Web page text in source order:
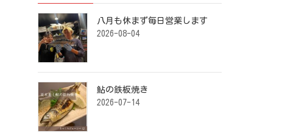
八月も休まず毎日営業します️ ⁡
2026-08-04
鮎の鉄板焼き ⁡
2026-07-14